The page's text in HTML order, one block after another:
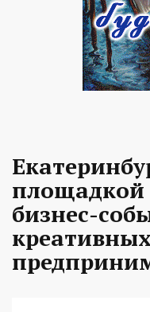
площадкой
бизнес-
креативных